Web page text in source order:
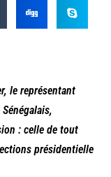
le représentant
: celle de tout
présidentielle